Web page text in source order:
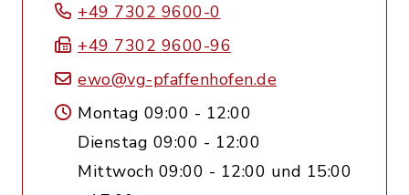
+49 7302 9600-0
+49 7302 9600-96
ewo@vg-pfaffenhofen.de
Montag 09:00 - 12:00
Dienstag 09:00 - 12:00
Mittwoch 09:00 - 12:00 und 15:00